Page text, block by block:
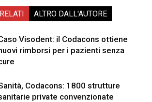
ALTRO DALL'AUTORE
Visodent: il Codacons ottiene
rimborsi per i pazienti senza
Codacons: 1800 strutture
private convenzionate